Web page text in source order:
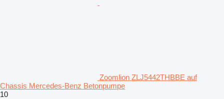
Zoomlion ZLJ5442THBBE auf
Chassis Mercedes-Benz Betonpumpe
10